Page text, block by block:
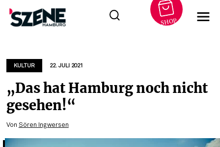
springen
SHOP
KULTUR 22. JULI 2021
„Das hat Hamburg noch nicht
gesehen!“
Von Sören Ingwersen